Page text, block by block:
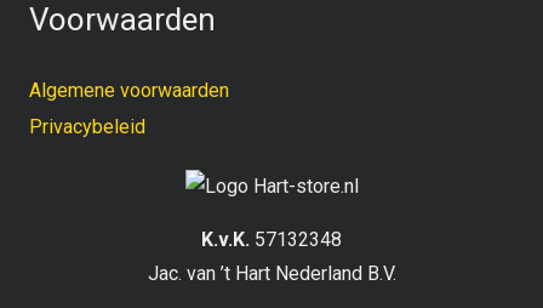
Voorwaarden
Algemene voorwaarden
Privacybeleid
K.v.K. 57132348
Jac. van ’t Hart Nederland B.V.